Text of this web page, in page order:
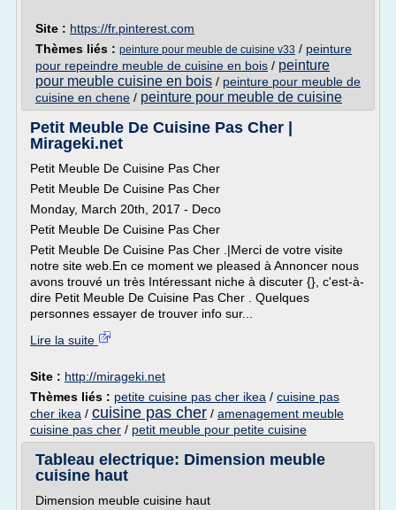
Site : https://fr.pinterest.com
Thèmes liés : peinture pour meuble de cuisine v33 / peinture
pour repeindre meuble de cuisine en bois / peinture
pour meuble cuisine en bois / peinture pour meuble de
cuisine en chene / peinture pour meuble de cuisine
Petit Meuble De Cuisine Pas Cher |
Mirageki.net
Petit Meuble De Cuisine Pas Cher
Petit Meuble De Cuisine Pas Cher
Monday, March 20th, 2017 - Deco
Petit Meuble De Cuisine Pas Cher
Petit Meuble De Cuisine Pas Cher .|Merci de votre visite
notre site web.En ce moment we pleased à Annoncer nous
avons trouvé un très Intéressant niche à discuter {}, c'est-à-
dire Petit Meuble De Cuisine Pas Cher . Quelques
personnes essayer de trouver info sur...
Lire la suite
Site : http://mirageki.net
Thèmes liés : petite cuisine pas cher ikea / cuisine pas
cher ikea / cuisine pas cher / amenagement meuble
cuisine pas cher / petit meuble pour petite cuisine
Tableau electrique: Dimension meuble
cuisine haut
Dimension meuble cuisine haut